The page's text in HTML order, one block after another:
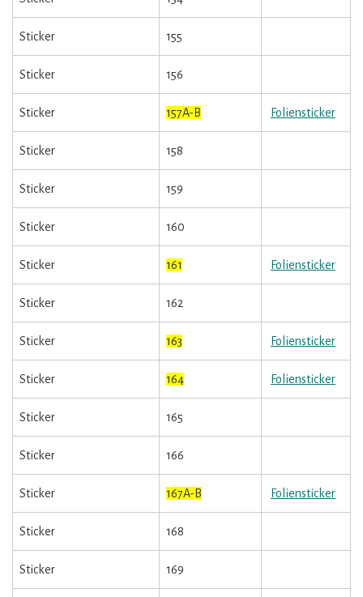
Sticker 155
Sticker 156
Sticker 157A-B Foliensticker
Sticker 158
Sticker 159
Sticker 160
Sticker 161 Foliensticker
Sticker 162
Sticker 163 Foliensticker
Sticker 164 Foliensticker
Sticker 165
Sticker 166
Sticker 167A-B Foliensticker
Sticker 168
Sticker 169